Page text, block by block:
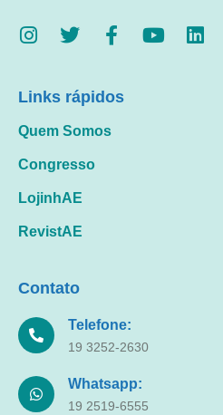
Links rápidos
Quem Somos
Congresso
LojinhAE
RevistAE
Contato
Telefone:
19 3252-2630
Whatsapp:
19 2519-6555